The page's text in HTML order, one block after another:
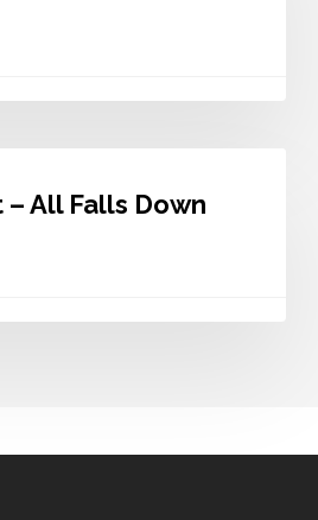
– All Falls Down